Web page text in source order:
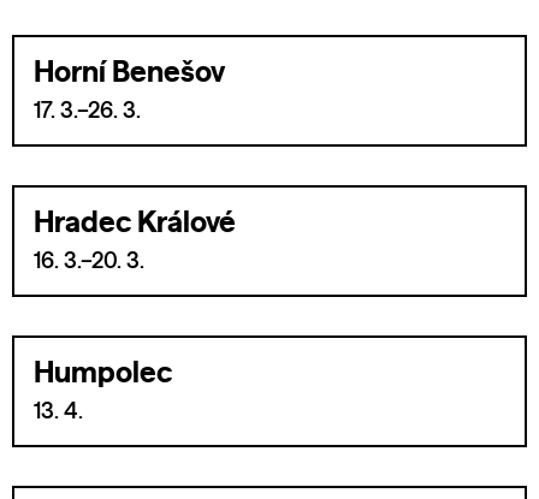
Horní Benešov
17. 3.–26. 3.
Hradec Králové
16. 3.–20. 3.
Humpolec
13. 4.